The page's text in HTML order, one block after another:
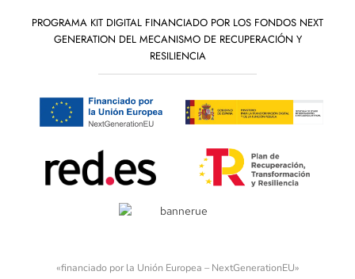
PROGRAMA KIT DIGITAL FINANCIADO POR LOS FONDOS NEXT
GENERATION DEL MECANISMO DE RECUPERACIÓN Y
RESILIENCIA
«financiado por la Unión Europea – NextGenerationEU»